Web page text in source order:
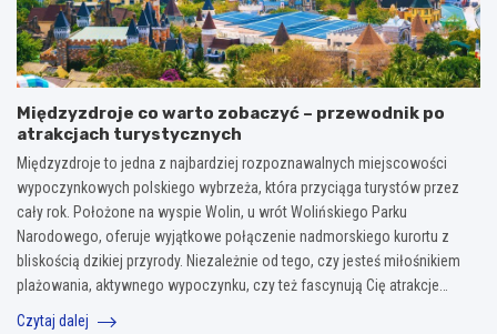
Międzyzdroje co warto zobaczyć – przewodnik po
atrakcjach turystycznych
Międzyzdroje to jedna z najbardziej rozpoznawalnych miejscowości
wypoczynkowych polskiego wybrzeża, która przyciąga turystów przez
cały rok. Położone na wyspie Wolin, u wrót Wolińskiego Parku
Narodowego, oferuje wyjątkowe połączenie nadmorskiego kurortu z
bliskością dzikiej przyrody. Niezależnie od tego, czy jesteś miłośnikiem
plażowania, aktywnego wypoczynku, czy też fascynują Cię atrakcje…
Czytaj dalej